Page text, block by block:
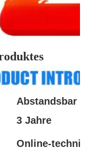
Abstandsbar
3 Jahre
Online-